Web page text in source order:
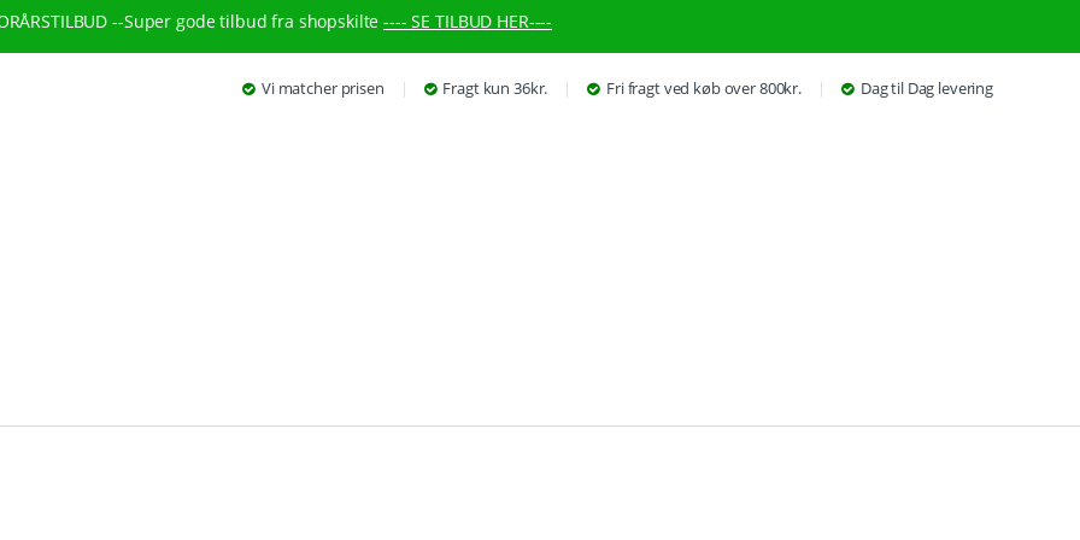
--Super gode tilbud fra shopskilte ---- SE TILBUD HER----
Vi matcher prisen Fragt kun 36kr. Fri fragt ved køb over 800kr. Dag til Dag levering